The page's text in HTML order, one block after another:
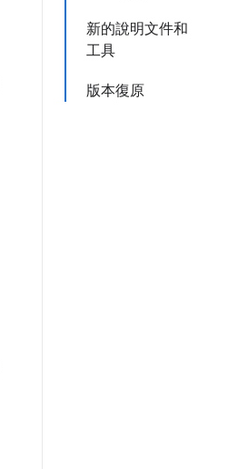
新的說明文件和
工具
版本復原